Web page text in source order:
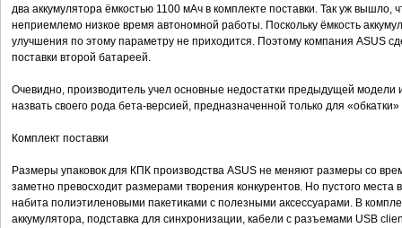
два аккумулятора ёмкостью 1100 мАч в комплекте поставки. Так уж
неприемлемо низкое время автономной работы. Поскольку ёмкость
улучшения по этому параметру не приходится. Поэтому компания ASUS
поставки второй батареей.
Очевидно, производитель учел основные недостатки предыдущей модели
назвать своего рода бета-версией, предназначенной только для
Комплект поставки
Размеры упаковок для КПК производства ASUS не меняют размеры со
заметно превосходит размерами творения конкурентов. Но пустого места
набита полиэтиленовыми пакетиками с полезными аксессуарами. В
аккумулятора, подставка для синхронизации, кабели с разъемами USB